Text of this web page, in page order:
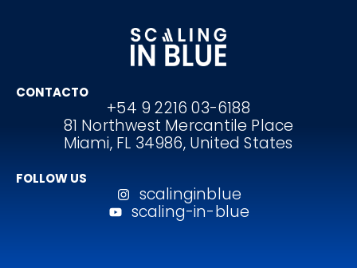
CONTACTO
+54 9 2216 03-6188
81 Northwest Mercantile Place
Miami, FL 34986, United States
FOLLOW US
scalinginblue
scaling-in-blue